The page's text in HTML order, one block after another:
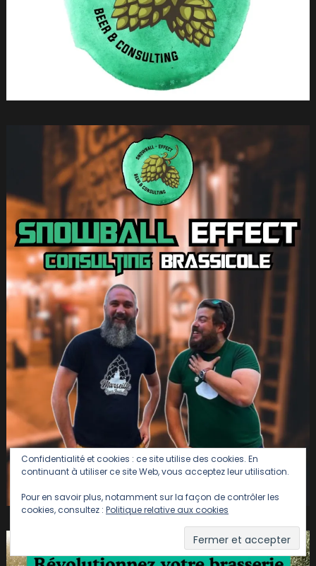
Confidentialité et cookies : ce site utilise des cookies. En
continuant à utiliser ce site Web, vous acceptez leur utilisation.
Pour en savoir plus, notamment sur la façon de contrôler les
cookies, consultez : Politique relative aux cookies